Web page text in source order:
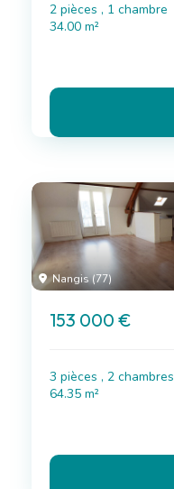
2 pièces , 1 chambre
34.00 m²
Nangis (77)
153 000 €
3 pièces , 2 chambres
64.35 m²